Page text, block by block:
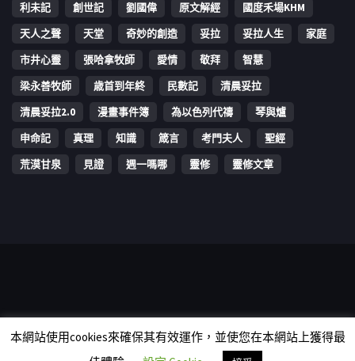
利未記
創世記 劉國偉 原文解經
國度禾場KHM
天人之聲
天堂 奇妙的創造 妥拉 妥拉人生
家庭
市井心靈
張哈拿牧師 愛情 敬拜
智慧
梁永善牧師
歳首到年終 民數記
清晨妥拉
清晨妥拉2.0
漫畫事件簿 為以色列代禱
琴與爐
申命記
真理 知識 箴言 考門夫人
聖經
荒漠甘泉
見證 週一嗎哪 靈修 靈修文章
rights reserved.
本網站使用cookies來確保其有效運作，並使您在本網站上獲得最